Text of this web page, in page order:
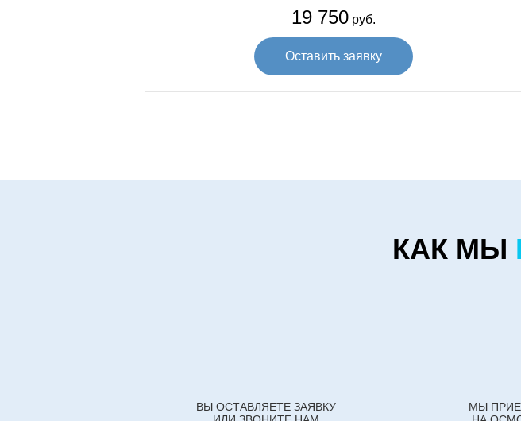
19 750руб.
Оставить заявку
КАК МЫ
ВЫ ОСТАВЛЯЕТЕ ЗАЯВКУ
МЫ